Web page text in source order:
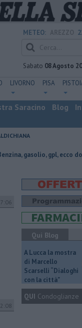
METEO:
Sabato 08 Agosto
LIVORNO PISA
Saracino Blog
gpl, ecco dove
Qui Blog
A Lucca la mostra
di Marcello
Scarselli “Dialoghi
con la città"
QUI Condoglianze